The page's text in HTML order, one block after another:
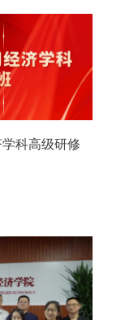
科高级研修